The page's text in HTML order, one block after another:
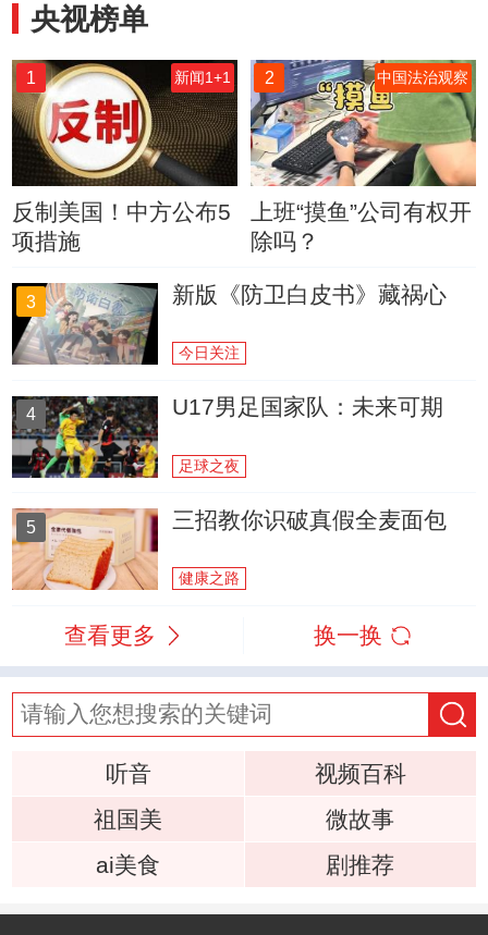
央视榜单
1 新闻1+1
反制美国！中方公布5
项措施
2 中国法治观察
上班“摸鱼”公司有权开
除吗？
3 新版《防卫白皮书》藏祸心
今日关注
4 U17男足国家队：未来可期
足球之夜
5 三招教你识破真假全麦面包
健康之路
查看更多 换一换
听音
视频百科
祖国美
微故事
ai美食
剧推荐